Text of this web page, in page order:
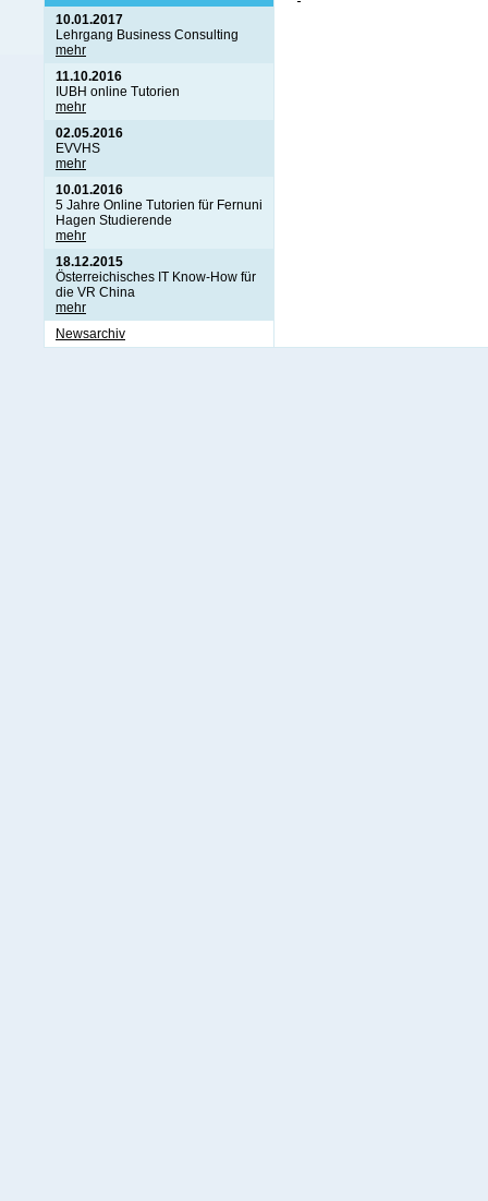
10.01.2017
Lehrgang Business Consulting
mehr
11.10.2016
IUBH online Tutorien
mehr
02.05.2016
EVVHS
mehr
10.01.2016
5 Jahre Online Tutorien für Fernuni
Hagen Studierende
mehr
18.12.2015
Österreichisches IT Know-How für
die VR China
mehr
Newsarchiv